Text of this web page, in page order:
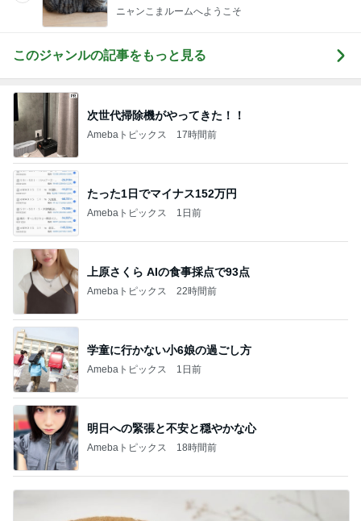
ニャンこまルームへようこそ
このジャンルの記事をもっと見る
次世代掃除機がやってきた！！
Amebaトピックス 17時間前
たった1日でマイナス152万円
Amebaトピックス 1日前
上原さくら AIの食事採点で93点
Amebaトピックス 22時間前
学童に行かない小6娘の過ごし方
Amebaトピックス 1日前
明日への緊張と不安と穏やかな心
Amebaトピックス 18時間前